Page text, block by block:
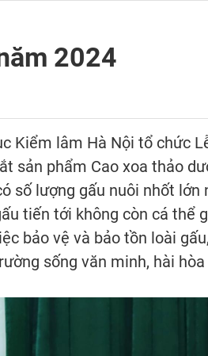
2024
Kiểm lâm Hà Nội tổ chức
sản phẩm Cao xoa thảo
số lượng gấu nuôi nhốt lớn
tiến tới không còn cá thể
bảo vệ và bảo tồn loài
sống văn minh, hài